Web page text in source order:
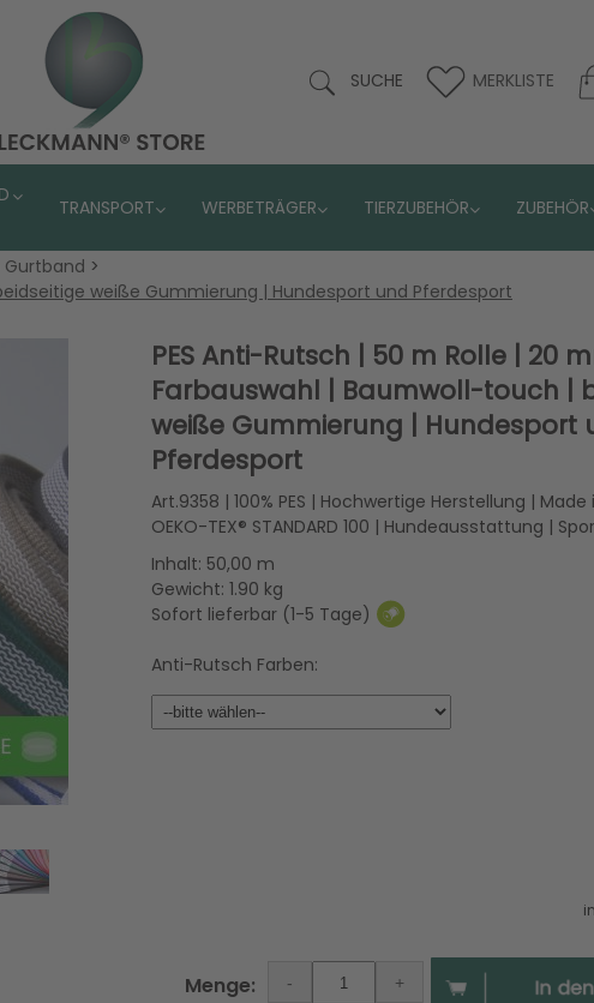
MERKLISTE
SUCHE
TRANSPORT WERBETRÄGER TIERZUBEHÖR ZUBEHÖR
>
weiße Gummierung | Hundesport und Pferdesport
PES Anti-Rutsch | 50 m Rolle | 20
Farbauswahl | Baumwoll-touch |
weiße Gummierung | Hundesport
Pferdesport
Art.9358 | 100% PES | Hochwertige Herstellung |
OEKO-TEX® STANDARD 100 | Hundeausstattung |
Inhalt: 50,00 m
Gewicht: 1.90 kg
Sofort lieferbar (1-5 Tage)
Anti-Rutsch Farben:
Menge: